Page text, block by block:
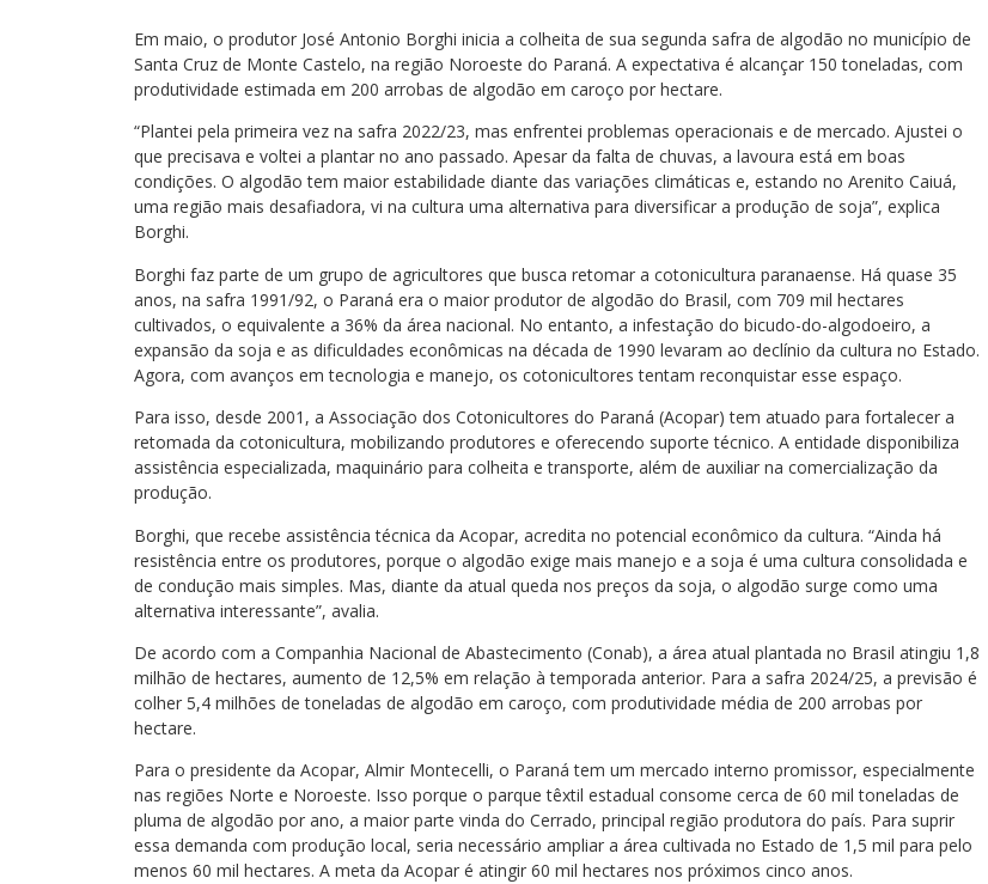
Em maio, o produtor José Antonio Borghi inicia a colheita de sua segunda safra de algodão no município de
Santa Cruz de Monte Castelo, na região Noroeste do Paraná. A expectativa é alcançar 150 toneladas, com
produtividade estimada em 200 arrobas de algodão em caroço por hectare.
“Plantei pela primeira vez na safra 2022/23, mas enfrentei problemas operacionais e de mercado. Ajustei o
que precisava e voltei a plantar no ano passado. Apesar da falta de chuvas, a lavoura está em boas
condições. O algodão tem maior estabilidade diante das variações climáticas e, estando no Arenito Caiuá,
uma região mais desafiadora, vi na cultura uma alternativa para diversificar a produção de soja”, explica
Borghi.
Borghi faz parte de um grupo de agricultores que busca retomar a cotonicultura paranaense. Há quase 35
anos, na safra 1991/92, o Paraná era o maior produtor de algodão do Brasil, com 709 mil hectares
cultivados, o equivalente a 36% da área nacional. No entanto, a infestação do bicudo-do-algodoeiro, a
expansão da soja e as dificuldades econômicas na década de 1990 levaram ao declínio da cultura no Estado.
Agora, com avanços em tecnologia e manejo, os cotonicultores tentam reconquistar esse espaço.
Para isso, desde 2001, a Associação dos Cotonicultores do Paraná (Acopar) tem atuado para fortalecer a
retomada da cotonicultura, mobilizando produtores e oferecendo suporte técnico. A entidade disponibiliza
assistência especializada, maquinário para colheita e transporte, além de auxiliar na comercialização da
produção.
Borghi, que recebe assistência técnica da Acopar, acredita no potencial econômico da cultura. “Ainda há
resistência entre os produtores, porque o algodão exige mais manejo e a soja é uma cultura consolidada e
de condução mais simples. Mas, diante da atual queda nos preços da soja, o algodão surge como uma
alternativa interessante”, avalia.
De acordo com a Companhia Nacional de Abastecimento (Conab), a área atual plantada no Brasil atingiu 1,8
milhão de hectares, aumento de 12,5% em relação à temporada anterior. Para a safra 2024/25, a previsão é
colher 5,4 milhões de toneladas de algodão em caroço, com produtividade média de 200 arrobas por
hectare.
Para o presidente da Acopar, Almir Montecelli, o Paraná tem um mercado interno promissor, especialmente
nas regiões Norte e Noroeste. Isso porque o parque têxtil estadual consome cerca de 60 mil toneladas de
pluma de algodão por ano, a maior parte vinda do Cerrado, principal região produtora do país. Para suprir
essa demanda com produção local, seria necessário ampliar a área cultivada no Estado de 1,5 mil para pelo
menos 60 mil hectares. A meta da Acopar é atingir 60 mil hectares nos próximos cinco anos.